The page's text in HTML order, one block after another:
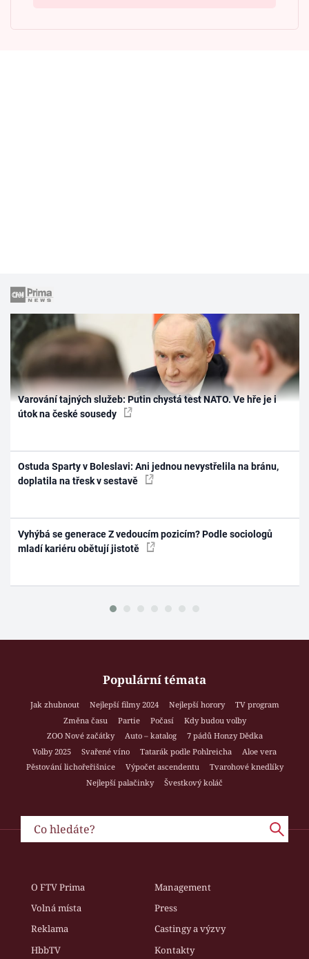
Varování tajných služeb: Putin chystá test NATO. Ve hře je i
útok na české sousedy
Ostuda Sparty v Boleslavi: Ani jednou nevystřelila na bránu,
doplatila na třesk v sestavě
Vyhýbá se generace Z vedoucím pozicím? Podle sociologů
mladí kariéru obětují jistotě
Populární témata
Jak zhubnout Nejlepší filmy 2024 Nejlepší horory
TV program
Změna času
Partie Počasí
Kdy budou volby
ZOO Nové začátky
Auto – katalog
7 pádů Honzy Dědka
Volby 2025
Svařené víno Tatarák podle Pohlreicha
Aloe vera
Pěstování lichořeřišnice
Výpočet ascendentu
Tvarohové knedlíky
Nejlepší palačinky
Švestkový koláč
O FTV Prima
Management
Volná místa
Press
Reklama
Castingy a výzvy
HbbTV
Kontakty